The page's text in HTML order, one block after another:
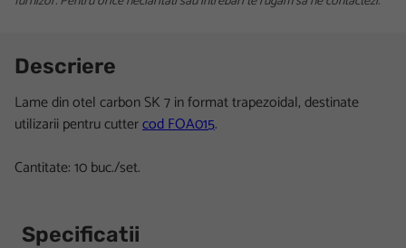
Descriere
Lame din otel carbon SK 7 in format trapezoidal, destinate
utilizarii pentru cuttercod FOA015.
Cantitate: 10 buc./set.
Specificatii